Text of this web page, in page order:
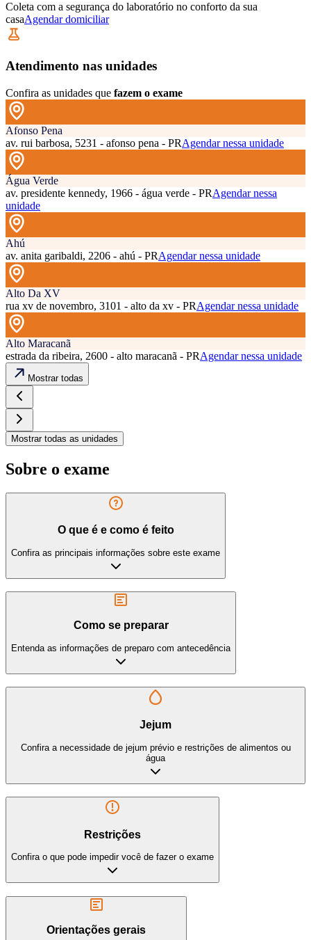
Coleta com a segurança do laboratório no conforto da sua
casaAgendar domiciliar
Atendimento nas unidades
Confira as unidades que fazem o exame
Afonso Pena
av. rui barbosa, 5231 - afonso pena - PRAgendar nessa unidade
Água Verde
av. presidente kennedy, 1966 - água verde - PRAgendar nessa
unidade
Ahú
av. anita garibaldi, 2206 - ahú - PRAgendar nessa unidade
Alto Da XV
rua xv de novembro, 3101 - alto da xv - PRAgendar nessa unidade
Alto Maracanã
estrada da ribeira, 2600 - alto maracanã - PRAgendar nessa unidade
Mostrar todas
Mostrar todas as unidades
Sobre o exame
O que é e como é feito
Confira as principais informações sobre este exame
Como se preparar
Entenda as informações de preparo com antecedência
Jejum
Confira a necessidade de jejum prévio e restrições de alimentos ou
água
Restrições
Confira o que pode impedir você de fazer o exame
Orientações gerais